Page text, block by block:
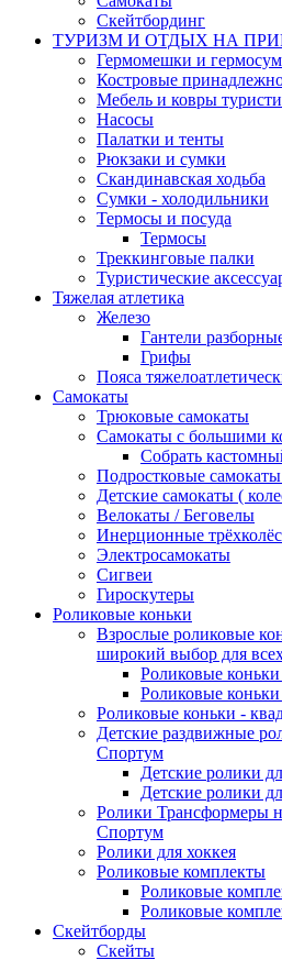
Скейтбординг
ТУРИЗМ И ОТДЫХ НА
Гермомешки и
Костровые
Мебель и ковры
Насосы
Палатки и тенты
Рюкзаки и сумки
Скандинавская ходьба
Сумки - холодильники
Термосы и посуда
Термосы
Треккинговые палки
Туристические
Тяжелая атлетика
Железо
Гантели
Грифы
Пояса
Самокаты
Трюковые самокаты
Самокаты с большими
Собрать
Подростковые
Детские самокаты (
Велокаты / Беговелы
Инерционные
Электросамокаты
Сигвеи
Гироскутеры
Роликовые коньки
Взрослые роликовые
широкий выбор для
Роликовые
Роликовые
Роликовые коньки -
Детские раздвижные
Спортум
Детские ролики
Детские ролики
Ролики Трансформеры
Спортум
Ролики для хоккея
Роликовые комплекты
Роликовые
Роликовые
Скейтборды
Скейты